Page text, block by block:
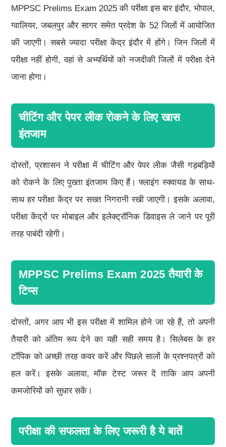
MPPSC Prelims Exam 2025 की परीक्षा इस बार इंदौर, भोपाल,
ग्वालियर, जबलपुर और सागर समेत प्रदेश के 52 जिलों में आयोजित
की जाएगी। सबसे ज्यादा परीक्षा केंद्र इंदौर में होंगे। जिन जिलों में
परीक्षा नहीं होगी, वहां से अभ्यर्थियों को नजदीकी जिलों में परीक्षा देने
जाना होगा।
चीटिंग और पेपर लीक रोकने के लिए खास
इंतजाम
दोस्तों, प्रशासन ने परीक्षा में चीटिंग और पेपर लीक जैसी गड़बड़ियों
को रोकने के लिए पुख्ता इंतजाम किए हैं। फ्लाइंग स्क्वायड के साथ-
साथ हर परीक्षा केंद्र पर सख्त निगरानी रखी जाएगी। इसके अलावा,
परीक्षा केंद्रों पर मोबाइल और इलेक्ट्रॉनिक डिवाइस ले जाने पर पूरी
तरह पाबंदी रहेगी।
MPPSC Prelims Exam 2025 तैयारी के
टिप्स
दोस्तों, अगर आप भी इस परीक्षा में शामिल होने जा रहे हैं, तो अपनी
तैयारी को अंतिम रूप देने का यही सही समय है। सिलेबस के हर
टॉपिक को अच्छी तरह कवर करें और पिछले सालों के प्रश्नपत्रों को
हल करें। इसके अलावा, मॉक टेस्ट जरूर दें ताकि आप अपनी
कमजोरियों को सुधार सकें।
परीक्षा की सफलता के लिए जरूरी है ये बातें